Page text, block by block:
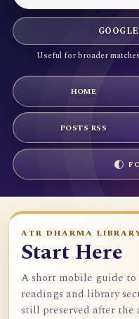
Useful for broader
HOME
POSTS RSS
ATR DHARMA
Start Here
A short mobile guide
readings and library
still preserved after the